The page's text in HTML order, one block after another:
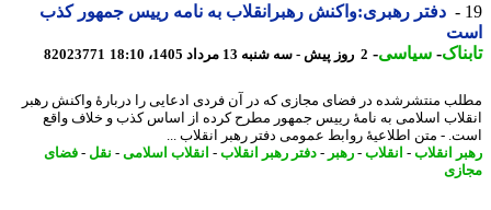
دفتر رهبری:واکنش رهبرانقلاب به نامه رییس جمهور کذب
-سیاسی-2 روز پیش - سه شنبه 13 مرداد 1405، 18:10 82023771
منتشرشده در فضای مجازی که در آن فردی ادعایی را دربارهٔ واکنش رهبر
اسلامی به نامهٔ رییس جمهور مطرح کرده از اساس کذب و خلاف واقع
- متن اطلاعیهٔ روابط عمومی دفتر رهبر انقلاب ...
انقلاب-انقلاب-رهبر -دفتر رهبر انقلاب-انقلاب اسلامی-نقل -فضای